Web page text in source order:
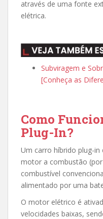
através de uma fonte
elétrica.
Subviragem e
[Conheça as
Como
Plug-In?
Um carro híbrido plug-
motor a combustão
combustível
alimentado por uma
O motor elétrico é
velocidades baixas,